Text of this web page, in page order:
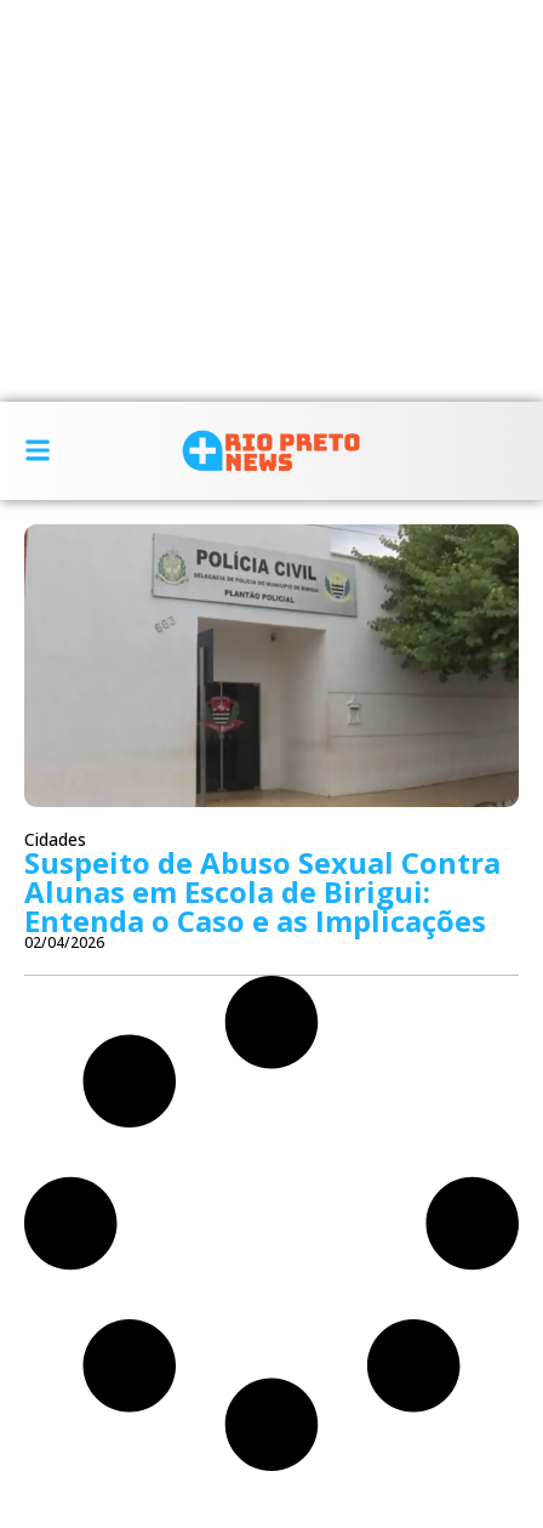
Cidades
Suspeito de Abuso Sexual Contra
Alunas em Escola de Birigui:
Entenda o Caso e as Implicações
02/04/2026